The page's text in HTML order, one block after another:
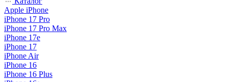
Apple iPhone
iPhone 17 Pro
iPhone 17 Pro Max
iPhone 17e
iPhone 17
iPhone Air
iPhone 16
iPhone 16 Plus